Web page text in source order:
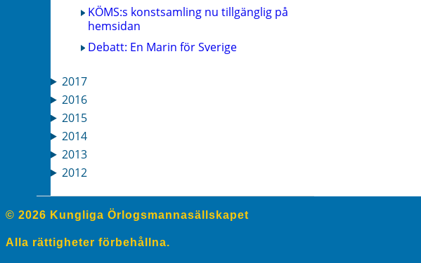
KÖMS:s konstsamling nu tillgänglig på
hemsidan
Debatt: En Marin för Sverige
2017
2016
2015
2014
2013
2012
© 2026 Kungliga Örlogsmannasällskapet
Alla rättigheter förbehållna.